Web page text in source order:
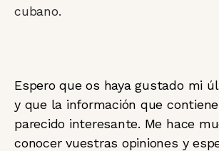
cubano.
Espero que os haya gustado mi
y que la información que
parecido interesante. Me hace
conocer vuestras opiniones y